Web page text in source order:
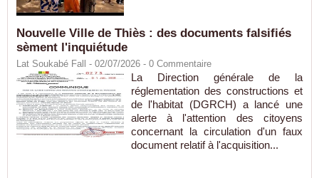
Nouvelle Ville de Thiès : des documents falsifiés
sèment l'inquiétude
Lat Soukabé Fall - 02/07/2026 - 0 Commentaire
La Direction générale de la
réglementation des constructions et
de l'habitat (DGRCH) a lancé une
alerte à l'attention des citoyens
concernant la circulation d'un faux
document relatif à l'acquisition...